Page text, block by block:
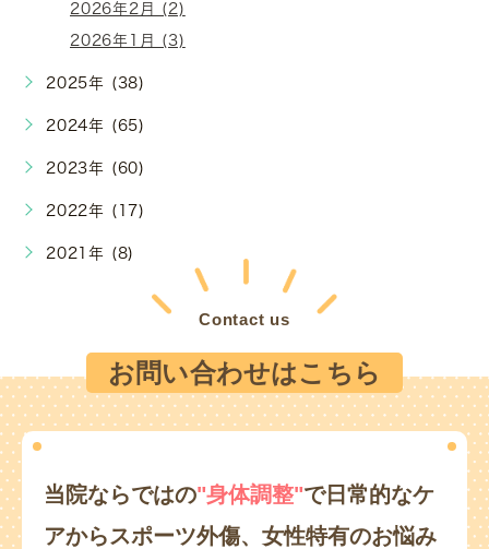
2026年2月 (2)
2026年1月 (3)
2025年 (38)
2024年 (65)
2023年 (60)
2022年 (17)
2021年 (8)
Contact us
お問い合わせはこちら
当院ならではの"身体調整"で日常的なケ
アからスポーツ外傷、 女性特有のお悩み